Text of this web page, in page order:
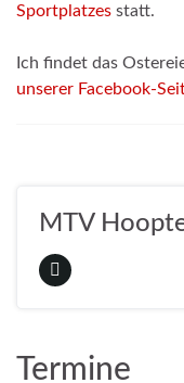
Sportplatzes statt.
Ich findet das
unserer Facebook-
MTV
Termine